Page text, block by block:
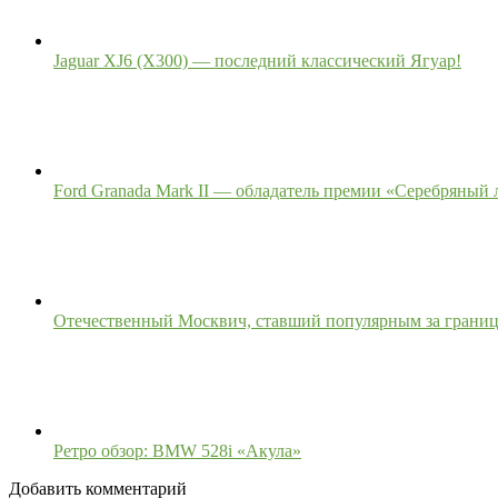
Jaguar XJ6 (X300) — последний классический Ягуар!
Ford Granada Mark II — обладатель премии «Серебряный
Отечественный Москвич, ставший популярным за
Ретро обзор: BMW 528i «Акула»
Добавить комментарий